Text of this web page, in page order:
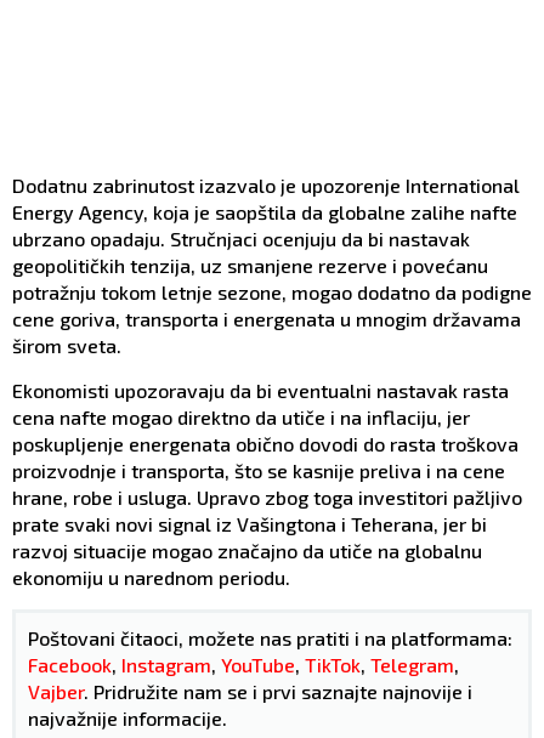
Dodatnu zabrinutost izazvalo je upozorenje International
Energy Agency, koja je saopštila da globalne zalihe nafte
ubrzano opadaju. Stručnjaci ocenjuju da bi nastavak
geopolitičkih tenzija, uz smanjene rezerve i povećanu
potražnju tokom letnje sezone, mogao dodatno da podigne
cene goriva, transporta i energenata u mnogim državama
širom sveta.
Ekonomisti upozoravaju da bi eventualni nastavak rasta
cena nafte mogao direktno da utiče i na inflaciju, jer
poskupljenje energenata obično dovodi do rasta troškova
proizvodnje i transporta, što se kasnije preliva i na cene
hrane, robe i usluga. Upravo zbog toga investitori pažljivo
prate svaki novi signal iz Vašingtona i Teherana, jer bi
razvoj situacije mogao značajno da utiče na globalnu
ekonomiju u narednom periodu.
Poštovani čitaoci, možete nas pratiti i na platformama:
Facebook Instagram YouTube TikTok Telegram
Vajber. Pridružite nam se i prvi saznajte najnovije i
najvažnije informacije.